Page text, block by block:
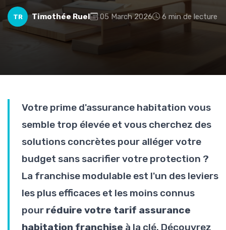
TR Timothée Ruel 05 March 2026 6 min de lecture
Votre prime d'assurance habitation vous
semble trop élevée et vous cherchez des
solutions concrètes pour alléger votre
budget sans sacrifier votre protection ?
La franchise modulable est l'un des leviers
les plus efficaces et les moins connus
pour réduire votre tarif assurance
habitation franchise à la clé. Découvrez